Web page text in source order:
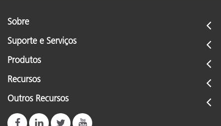
Sobre
Suporte e Serviços
Produtos
Recursos
Outros Recursos